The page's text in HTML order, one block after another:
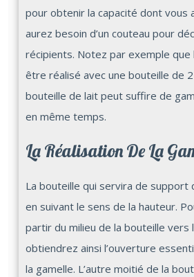
pour obtenir la capacité dont vous
aurez besoin d’un couteau pour
récipients. Notez par exemple
être réalisé avec une bouteille de
bouteille de lait peut suffire de
en même temps.
La Réalisation De La
La bouteille qui servira de
en suivant le sens de la hauteur.
partir du milieu de la bouteille vers
obtiendrez ainsi l’ouverture
la gamelle. L’autre moitié de la